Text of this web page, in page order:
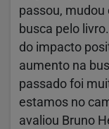
passou,
busca pelo
do impacto
aumento na
passado foi
estamos no
avaliou Bruno